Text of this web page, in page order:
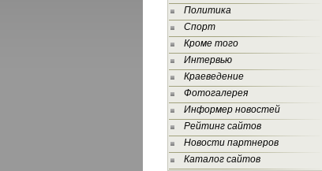
Политика
Спорт
Кроме того
Интервью
Краеведение
Фотогалерея
Информер новостей
Рейтинг сайтов
Новости партнеров
Каталог сайтов